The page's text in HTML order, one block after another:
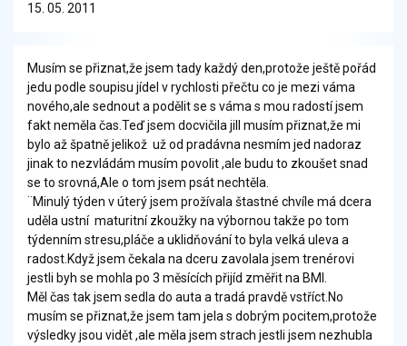
15. 05. 2011
Musím se přiznat,že jsem tady každý den,protože ještě pořád
jedu podle soupisu jídel v rychlosti přečtu co je mezi váma
nového,ale sednout a podělit se s váma s mou radostí jsem
fakt neměla čas.Teď jsem docvičila jill musím přiznat,že mi
bylo až špatně jelikož už od pradávna nesmím jed nadoraz
jinak to nezvládám musím povolit ,ale budu to zkoušet snad
se to srovná,Ale o tom jsem psát nechtěla.
¨Minulý týden v úterý jsem prožívala štastné chvíle má dcera
uděla ustní maturitní zkoužky na výbornou takže po tom
týdenním stresu,pláče a uklidňování to byla velká uleva a
radost.Když jsem čekala na dceru zavolala jsem trenérovi
jestli byh se mohla po 3 měsících přijíd změřit na BMI.
Měl čas tak jsem sedla do auta a tradá pravdě vstříct.No
musím se přiznat,že jsem tam jela s dobrým pocitem,protože
výsledky jsou vidět ,ale měla jsem strach jestli jsem nezhubla